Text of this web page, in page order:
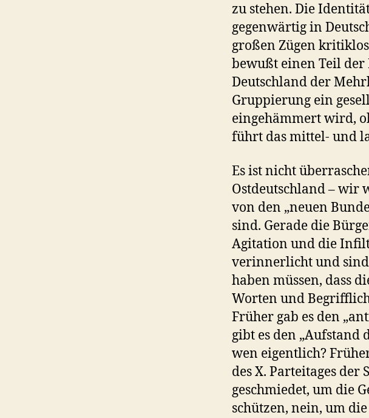
zu stehen. Die
gegenwärtig in
großen Zügen
bewußt einen Teil der
Deutschland der
Gruppierung ein
eingehämmert wird,
führt das mittel- und
Es ist nicht
Ostdeutschland – wir
von den „neuen
sind. Gerade die
Agitation und die
verinnerlicht und
haben müssen, dass
Worten und
Früher gab es den
gibt es den „Aufstand
wen eigentlich?
des X. Parteitages der
geschmiedet, um die
schützen, nein, um